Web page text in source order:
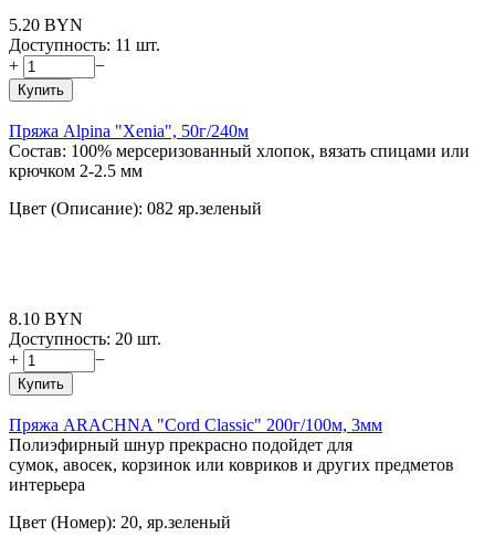
5.20 BYN
Доступность: 11 шт.
+
−
Купить
Пряжа Alpina "Xenia", 50г/240м
Состав: 100% мерсеризованный хлопок, вязать спицами или
крючком 2-2.5 мм
Цвет (Описание): 082 яр.зеленый
8.10 BYN
Доступность: 20 шт.
+
−
Купить
Пряжа ARACHNA "Cord Classic" 200г/100м, 3мм
Полиэфирный шнур прекрасно подойдет для
сумок, авосек, корзинок или ковриков и других предметов
интерьера
Цвет (Номер): 20, яр.зеленый